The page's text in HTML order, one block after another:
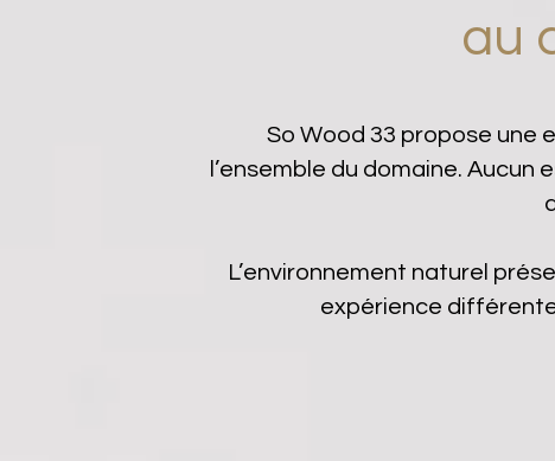
au
So Wood 33 propose une
l’ensemble du domaine.
L’environnement naturel
expérience